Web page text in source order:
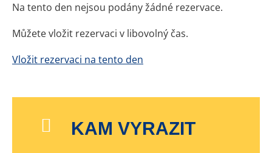
Na tento den nejsou podány žádné rezervace.
Můžete vložit rezervaci v libovolný čas.
Vložit rezervaci na tento den
KAM VYRAZIT